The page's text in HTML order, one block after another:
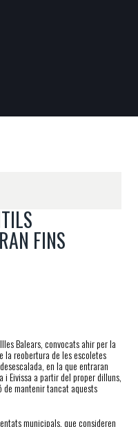
FINS
Balears, convocats ahir per la
la reobertura de les escoletes
en la que entraran
Eivissa a partir del proper dilluns,
de mantenir tancat aquests
municipals, que consideren